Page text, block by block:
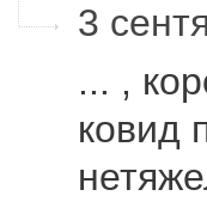
3
... ,
ковид